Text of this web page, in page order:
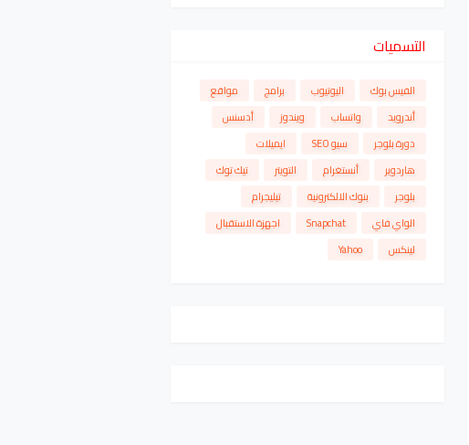
التسميات
الفيس بوك اليوتيوب برامج
مواقع
أندرويد
واتساب ويندوز
أدسنس
دورة بلوجر
سيو SEO
ايميلات
هاردوير
أنستغرام التويتر
تيك توك
بلوجر
بنوك الالكترونية
تيليجرام
الواي فاي
Snapchat
اجهزة الاستقبال
لينكس
Yahoo